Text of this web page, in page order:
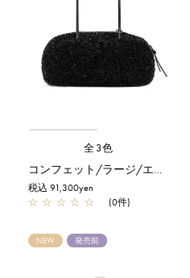
全3色
コンフェット/ラージ/エナメルブラック
税込 91,300yen
☆ ☆ ☆ ☆ ☆ (0件)
NEW 発売前